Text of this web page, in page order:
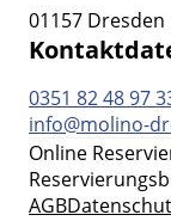
01157 Dresden
0351 82 48 97
info@molino-
Online
AGB